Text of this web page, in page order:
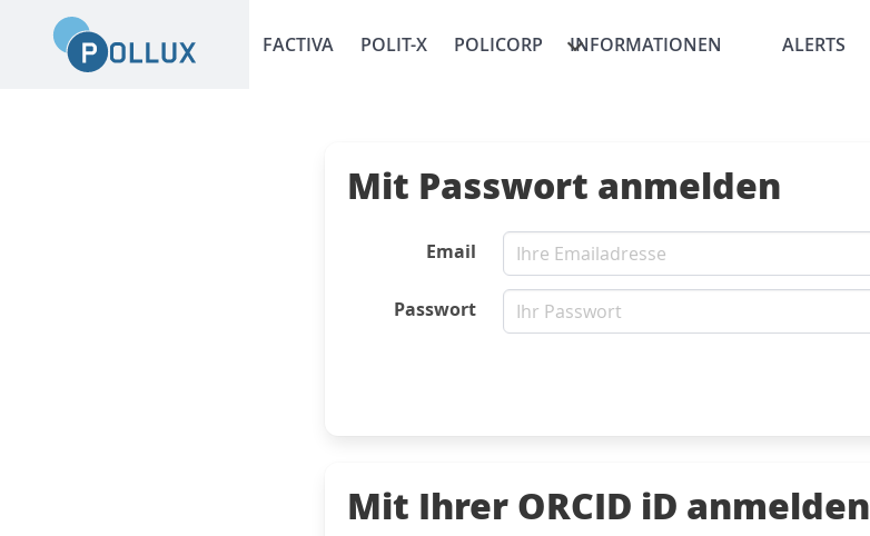
FACTIVA POLIT-X POLICORP INFORMATIONEN ALERTS
Mit Passwort anmelden
Email
Passwort
Mit Ihrer ORCID iD anmelden